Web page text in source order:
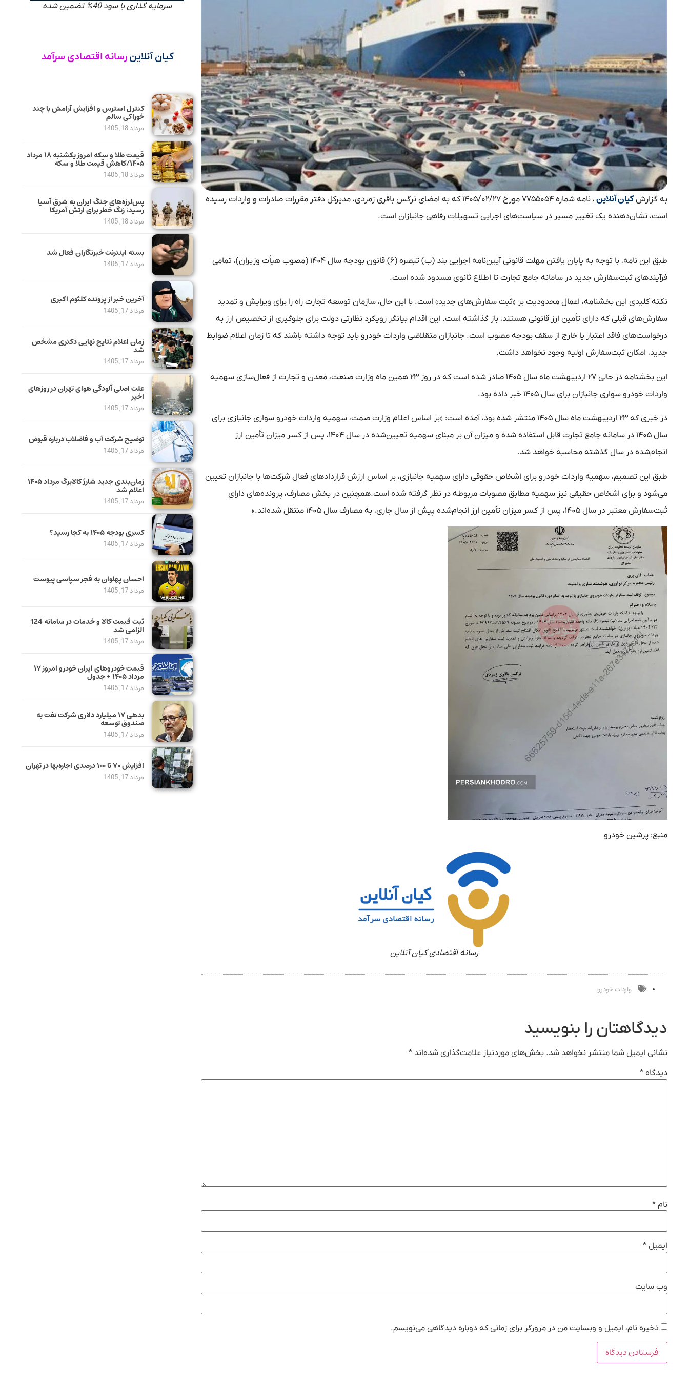
به گزارشکیان آنلاین
، نامه شماره ۷۷۵۵۰۵۴ مورخ ۱۴۰۵/۰۲/۲۷ که به امضای نرگس باقری زمردی، مدیرکل دفتر مقررات صادرات و واردات رسیده
است، نشان‌دهنده یک تغییر مسیر در سیاست‌های اجرایی تسهیلات رفاهی جانبازان است.
طبق این نامه، با توجه به پایان یافتن مهلت قانونی آیین‌نامه اجرایی بند (ب) تبصره (۶) قانون بودجه سال ۱۴۰۴ (مصوب هیأت وزیران)، تمامی
فرآیندهای ثبت‌سفارش جدید در سامانه جامع تجارت تا اطلاع ثانوی مسدود شده است.
نکته کلیدی این بخشنامه، اعمال محدودیت بر «ثبت سفارش‌های جدید» است. با این حال، سازمان توسعه تجارت راه را برای ویرایش و تمدید
سفارش‌های قبلی که دارای تأمین ارز قانونی هستند، باز گذاشته است. این اقدام بیانگر رویکرد نظارتی دولت برای جلوگیری از تخصیص ارز به
درخواست‌های فاقد اعتبار یا خارج از سقف بودجه مصوب است. جانبازان متقلاضی واردات خودرو باید توجه داشته باشند که تا زمان اعلام ضوابط
جدید، امکان ثبت‌سفارش اولیه وجود نخواهد داشت.
این بخشنامه در حالی ۲۷ اردیبهشت ماه سال ۱۴۰۵ صادر شده است که در روز ۲۳ همین ماه وزارت صنعت، معدن و تجارت از فعال‌سازی سهمیه
واردات خودرو سواری جانبازان برای سال ۱۴۰۵ خبر داده بود.
در خبری که ۲۳ اردیبهشت ماه سال ۱۴۰۵ منتشر شده بود، آمده است: «بر اساس اعلام وزارت صمت، سهمیه واردات خودرو سواری جانبازی برای
سال ۱۴۰۵ در سامانه جامع تجارت قابل استفاده شده و میزان آن بر مبنای سهمیه تعیین‌شده در سال ۱۴۰۴، پس از کسر میزان تأمین ارز
انجام‌شده در سال گذشته محاسبه خواهد شد.
طبق این تصمیم، سهمیه واردات خودرو برای اشخاص حقوقی دارای سهمیه جانبازی، بر اساس ارزش قراردادهای فعال شرکت‌ها با جانبازان تعیین
می‌شود و برای اشخاص حقیقی نیز سهمیه مطابق مصوبات مربوطه در نظر گرفته شده است.همچنین در بخش مصارف، پرونده‌های دارای
ثبت‌سفارش معتبر در سال ۱۴۰۵، پس از کسر میزان تأمین ارز انجام‌شده پیش از سال جاری، به مصارف سال ۱۴۰۵ منتقل شده‌اند.»
منبع: پرشین خودرو
رسانه اقتصادی کیان آنلاین
واردات خودرو
دیدگاهتان را بنویسید
نشانی ایمیل شما منتشر نخواهد شد. بخش‌های موردنیاز علامت‌گذاری شده‌اند *
دیدگاه *
نام *
ایمیل *
وب‌ سایت
ذخیره نام، ایمیل و وبسایت من در مرورگر برای زمانی که دوباره دیدگاهی می‌نویسم.
سرمایه گذاری با سود 40% تضمین شده
کیان آنلاین رسانه اقتصادی سرآمد
کنترل استرس و افزایش آرامش با چند
خوراکی سالم
مرداد 18, 1405
قیمت طلا و سکه امروز یکشنبه ۱۸ مرداد
۱۴۰۵/کاهش قیمت طلا و سکه
مرداد 18, 1405
پس‌لرزه‌های جنگ ایران به شرق آسیا
رسید؛ زنگ خطر برای ارتش آمریکا
مرداد 18, 1405
بسته اینترنت خبرنگاران فعال شد
مرداد 17, 1405
آخرین خبر از پرونده کلثوم اکبری
مرداد 17, 1405
زمان اعلام نتایج نهایی دکتری مشخص
شد
مرداد 17, 1405
علت اصلی آلودگی هوای تهران در روزهای
اخیر
مرداد 17, 1405
توضیح شرکت آب و فاضلاب درباره قبوض
مرداد 17, 1405
زمان‌بندی جدید شارژ کالابرگ مرداد ۱۴۰۵
اعلام شد
مرداد 17, 1405
کسری بودجه ۱۴۰۵ به کجا رسید؟
مرداد 17, 1405
احسان پهلوان به فجر سپاسی پیوست
مرداد 17, 1405
ثبت قیمت کالا و خدمات در سامانه 124
الزامی شد
مرداد 17, 1405
قیمت خودرو‌های ایران خودرو امروز ۱۷
مرداد ۱۴۰۵ + جدول
مرداد 17, 1405
بدهی ١٧ میلیارد دلاری شرکت نفت به
صندوق توسعه
مرداد 17, 1405
افزایش ۷۰ تا ۱۰۰ درصدی اجاره‌بها در تهران
مرداد 17, 1405